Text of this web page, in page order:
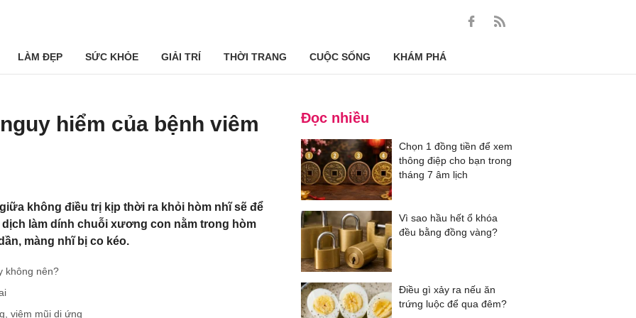
LÀM ĐẸP SỨC KHỎE GIẢI TRÍ THỜI TRANG CUỘC SỐNG KHÁM PHÁ
hiểm của bệnh viêm
không điều trị kịp thời ra khỏi hòm nhĩ sẽ để
làm dính chuỗi xương con nằm trong hòm
màng nhĩ bị co kéo.
không nên?
viêm mũi dị ứng
Đọc nhiều
Chọn 1 đồng tiền để xem
thông điệp cho bạn trong
tháng 7 âm lịch
Vì sao hầu hết ổ khóa
đều bằng đồng vàng?
Điều gì xảy ra nếu ăn
trứng luộc để qua đêm?